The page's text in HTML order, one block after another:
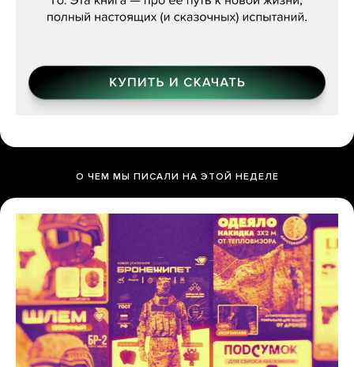
О ЧЕМ МЫ ПИСАЛИ НА ЭТОЙ НЕДЕЛЕ